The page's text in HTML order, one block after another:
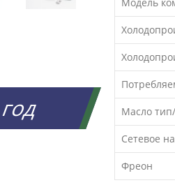
Масло
Сетевое
Фреон